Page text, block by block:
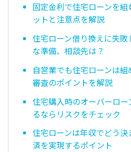
固定金利で住宅ローンを
ットと注意点を解説
住宅ローン借り換えに失
な準備、相談先は？
自営業でも住宅ローンは
審査のポイントを解説
住宅購入時のオーバーロ
るならリスクをチェック
住宅ローンは年収でどう
済を実現するポイント